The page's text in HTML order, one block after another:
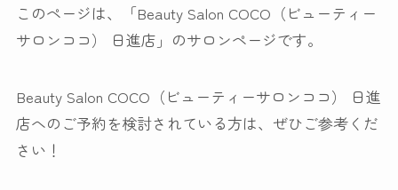
このページは、「Beauty Salon COCO（ビューティー
サロンココ） 日進店」のサロンページです。
Beauty Salon COCO（ビューティーサロンココ） 日進
店へのご予約を検討されている方は、ぜひご参考くだ
さい！